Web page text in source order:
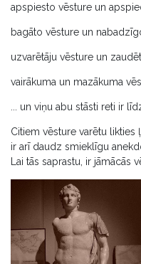
apspiesto vēsture un
bagāto vēsture un
uzvarētāju vēsture un
vairākuma un mazākuma
... un viņu abu stāsti reti ir
Citiem vēsture varētu
ir arī daudz smieklīgu
Lai tās saprastu, ir jāmācās